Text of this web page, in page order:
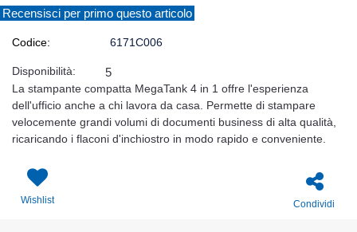
Recensisci per primo questo articolo
Codice: 6171C006
Disponibilità: 5
La stampante compatta MegaTank 4 in 1 offre l'esperienza
dell'ufficio anche a chi lavora da casa. Permette di stampare
velocemente grandi volumi di documenti business di alta qualità,
ricaricando i flaconi d'inchiostro in modo rapido e conveniente.
Wishlist Condividi